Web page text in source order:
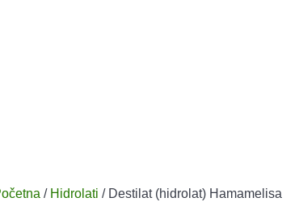
/ Hidrolati / Destilat (hidrolat) Hamamelisa